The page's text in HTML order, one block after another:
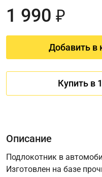
1 990 ₽
Добавить в
Купить в
Описание
Подлокотник в
Изготовлен на базе